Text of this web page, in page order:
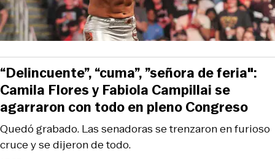
Quedó grabado. Las senadoras se trenzaron en furioso
cruce y se dijeron de todo.
“Delincuente”, “cuma”, ”señora de feria":
Camila Flores y Fabiola Campillai se
agarraron con todo en pleno Congreso